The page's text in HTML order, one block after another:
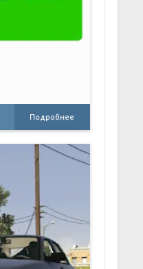
Подробнее